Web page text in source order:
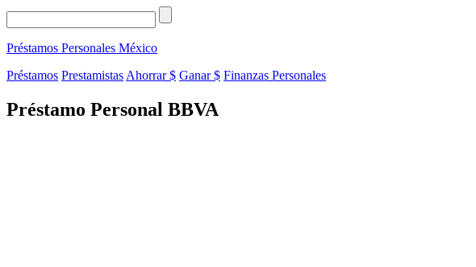
Préstamos Personales México
Préstamos Prestamistas Ahorrar $ Ganar $ Finanzas Personales
Préstamo Personal BBVA